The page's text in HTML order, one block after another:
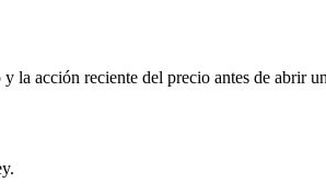
acción reciente del precio antes de abrir